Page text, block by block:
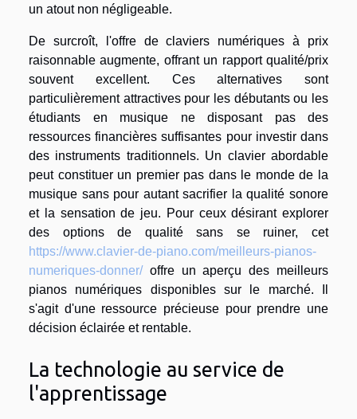
un atout non négligeable.
De surcroît, l'offre de claviers numériques à prix
raisonnable augmente, offrant un rapport qualité/prix
souvent excellent. Ces alternatives sont
particulièrement attractives pour les débutants ou les
étudiants en musique ne disposant pas des
ressources financières suffisantes pour investir dans
des instruments traditionnels. Un clavier abordable
peut constituer un premier pas dans le monde de la
musique sans pour autant sacrifier la qualité sonore
et la sensation de jeu. Pour ceux désirant explorer
des options de qualité sans se ruiner, cet
https://www.clavier-de-piano.com/meilleurs-pianos-
numeriques-donner/offre un aperçu des meilleurs
pianos numériques disponibles sur le marché. Il
s'agit d'une ressource précieuse pour prendre une
décision éclairée et rentable.
La technologie au service de
l'apprentissage